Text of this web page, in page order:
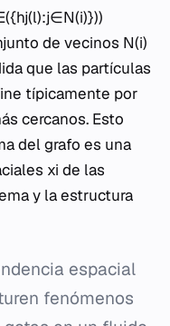
de vecinos N(i)
que las partículas
típicamente por
cercanos. Esto
del grafo es una
xi​ de las
y la estructura
espacial
fenómenos